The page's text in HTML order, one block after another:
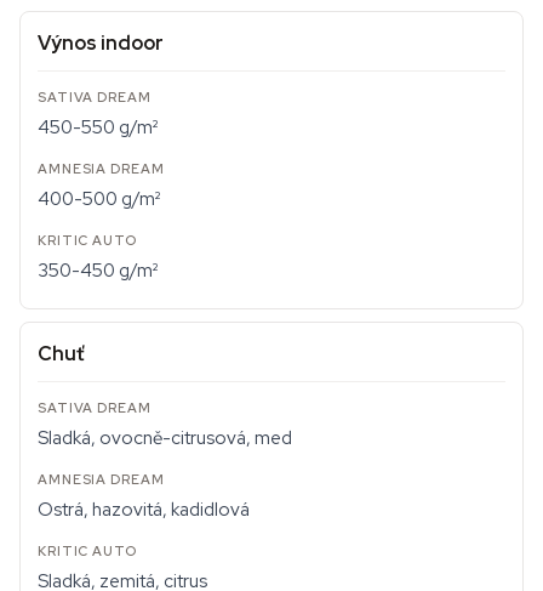
Výnos indoor
450-550 g/m²
400-500 g/m²
350-450 g/m²
Chuť
Sladká, ovocně-citrusová, med
Ostrá, hazovitá, kadidlová
Sladká, zemitá, citrus